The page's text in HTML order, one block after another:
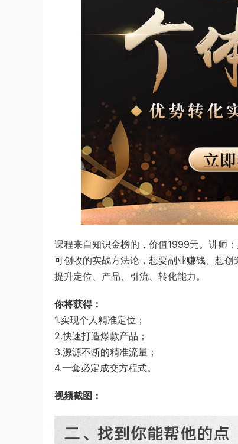
课程来自知识金榜的，价值1999元。讲师
可创收的实战方法论，想要副业赚钱、想
提升定位、产品、引流、转化能力。
你将获得：
1.实现个人精准定位；
2.快速打造爆款产品；
3.源源不断的精准流量；
4.一套必定成交方程式。
视频截图：